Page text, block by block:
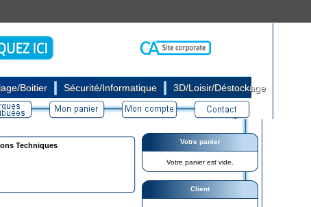
Boitier Sécurité/Informatique 3D/Loisir/Déstockage
Techniques Votre panier
Votre panier est vide.
Client